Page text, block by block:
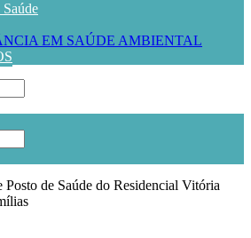
EM SAÚDE AMBIENTAL